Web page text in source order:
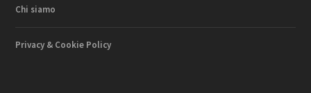
Chi siamo
Privacy & Cookie Policy